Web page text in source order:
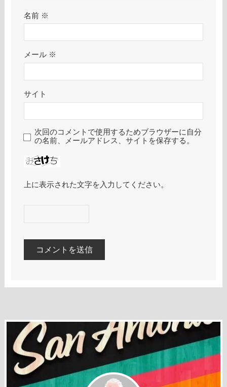
名前 ※
メール ※
サイト
次回のコメントで使用するためブラウザーに自分
の名前、メールアドレス、サイトを保存する。
上に表示された文字を入力してください。